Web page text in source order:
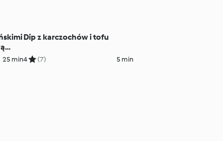
25 min
Dip z karczochów i tofu
4 (7) 5 min